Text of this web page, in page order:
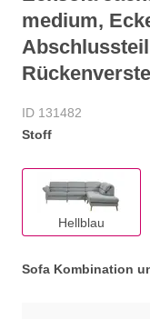
medium,
ID 131482
Stoff
Hellblau
Sofa Kombination